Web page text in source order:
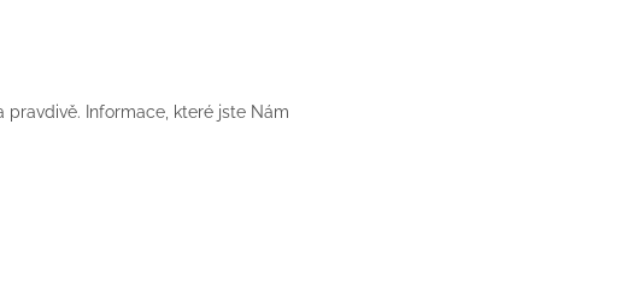
pravdivě. Informace, které jste Nám